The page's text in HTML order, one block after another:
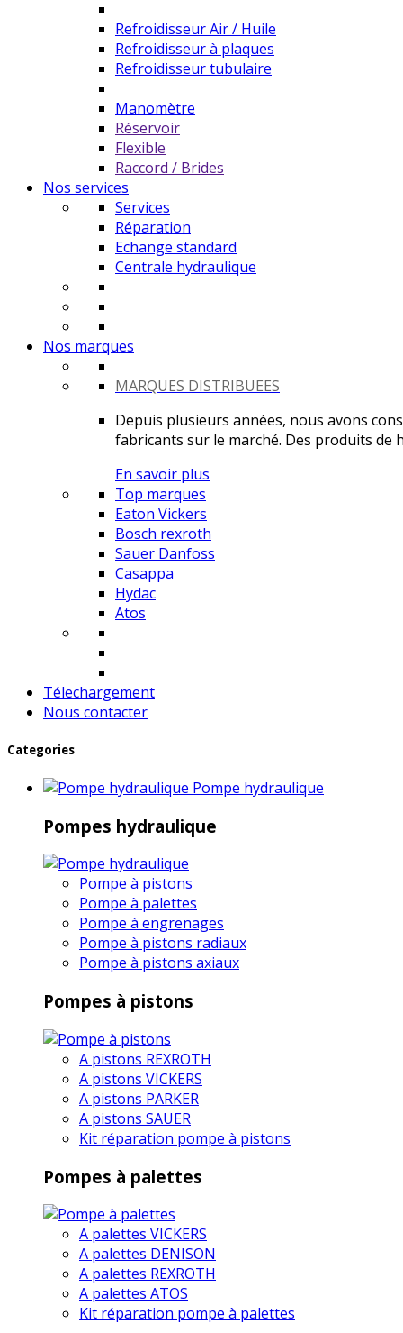
Refroidisseur Air / Huile
Refroidisseur à plaques
Refroidisseur tubulaire
Manomètre
Réservoir
Flexible
Raccord / Brides
Nos services
Services
Réparation
Echange standard
Centrale hydraulique
Nos marques
MARQUES DISTRIBUEES
Depuis plusieurs années, nous avons
fabricants sur le marché. Des produits de
En savoir plus
Top marques
Eaton Vickers
Bosch rexroth
Sauer Danfoss
Casappa
Hydac
Atos
Télechargement
Nous contacter
Categories
Pompe hydraulique
Pompes hydraulique
Pompe à pistons
Pompe à palettes
Pompe à engrenages
Pompe à pistons radiaux
Pompe à pistons axiaux
Pompes à pistons
A pistons REXROTH
A pistons VICKERS
A pistons PARKER
A pistons SAUER
Kit réparation pompe à pistons
Pompes à palettes
A palettes VICKERS
A palettes DENISON
A palettes REXROTH
A palettes ATOS
Kit réparation pompe à palettes